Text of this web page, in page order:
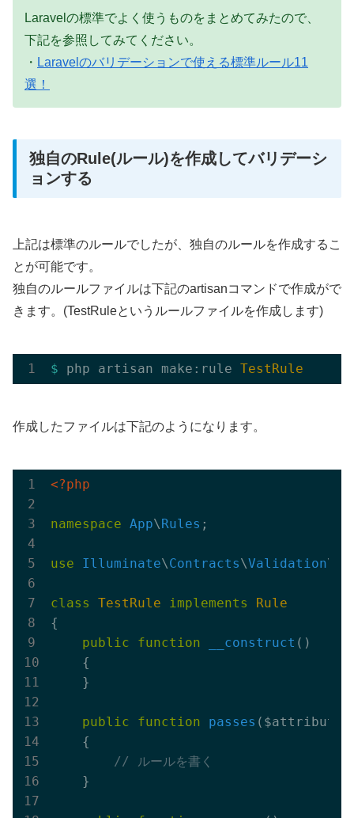
Laravelの標準でよく使うものをまとめてみたので、
下記を参照してみてください。
・ Laravelのバリデーションで使える標準ルール11
選！
独自のRule(ルール)を作成してバリデーシ
ョンする
上記は標準のルールでしたが、独自のルールを作成するこ
とが可能です。
独自のルールファイルは下記のartisanコマンドで作成がで
きます。(TestRuleというルールファイルを作成します)
$ php artisan make:rule TestRule
作成したファイルは下記のようになります。
<?php
namespace App\ Rules ;
use Illuminate\Contracts\Validation\
class TestRule implements
Rule
{
public
function __construct ()
{
    }
public function passes ($attribute,
{
// ルールを書く
    }